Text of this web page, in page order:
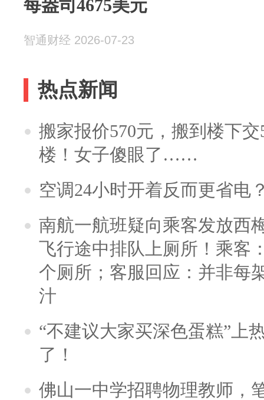
每盎司4675美元
智通财经 2026-07-23
热点新闻
搬家报价570元，搬到楼下
楼！女子傻眼了……
空调24小时开着反而更省电
南航一航班疑向乘客发放西
飞行途中排队上厕所！乘客
个厕所；客服回应：并非每
汁
“不建议大家买深色蛋糕”上
了！
佛山一中学招聘物理教师，